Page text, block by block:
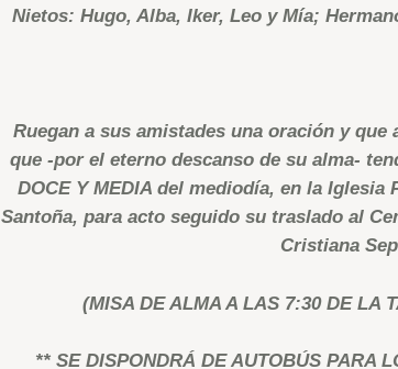
Nietos: Hugo, Alba, Iker, Leo y Mía;
Ruegan a sus amistades una oración y
que -por el eterno descanso de su alma-
DOCE Y MEDIA del mediodía, en la
Santoña, para acto seguido su traslado al
Cristiana
(MISA DE ALMA A LAS 7:30 DE LA
** SE DISPONDRÁ DE AUTOBÚS PARA